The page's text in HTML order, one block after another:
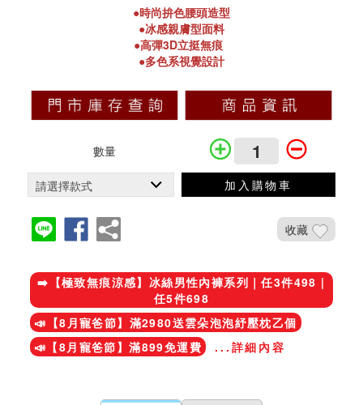
●時尚拚色腰頭造型
●冰感親膚型面料
●高彈3D立挺無痕
●多色系視覺設計
數量
加入購物車
收藏
➡️【極致無痕涼感】冰絲男性內褲系列｜任3件498 |
任5件698
📣【8月寵爸節】滿2980送雲朵泡泡紓壓枕乙個
📣【8月寵爸節】滿899免運費
...詳細內容